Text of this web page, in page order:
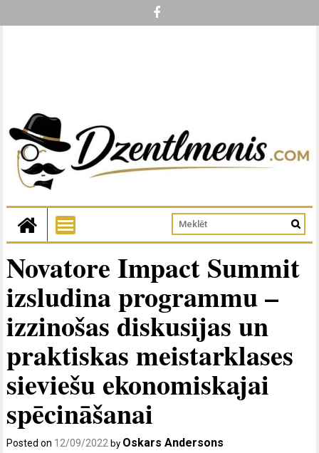
Novatore Impact Summit
izsludina programmu –
izzinošas diskusijas un
praktiskas meistarklases
sieviešu ekonomiskajai
spēcināšanai
Posted on 12/09/2022 by Oskars Andersons